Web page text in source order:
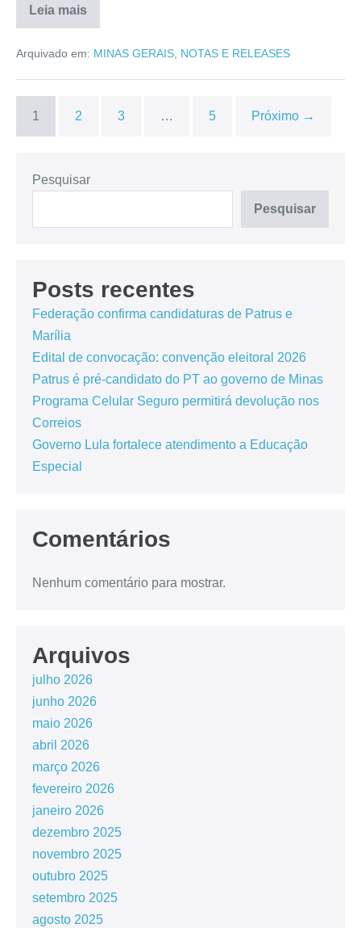
Leia mais
Arquivado em: MINAS GERAIS NOTAS E RELEASES
1 2 3 … 5 Próximo →
Pesquisar
Pesquisar
Posts recentes
Federação confirma candidaturas de Patrus e
Marília
Edital de convocação: convenção eleitoral 2026
Patrus é pré-candidato do PT ao governo de Minas
Programa Celular Seguro permitirá devolução nos
Correios
Governo Lula fortalece atendimento a Educação
Especial
Comentários
Nenhum comentário para mostrar.
Arquivos
julho 2026
junho 2026
maio 2026
abril 2026
março 2026
fevereiro 2026
janeiro 2026
dezembro 2025
novembro 2025
outubro 2025
setembro 2025
agosto 2025